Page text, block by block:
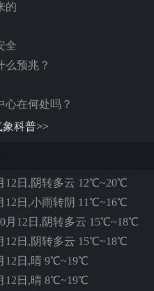
的
全
么预兆？
心在何处吗？
科普>>
12日,阴转多云 12℃~20℃
12日,小雨转阴 11℃~16℃
月12日,阴转多云 15℃~18℃
12日,阴转多云 15℃~18℃
12日,晴 9℃~19℃
12日,晴 8℃~19℃